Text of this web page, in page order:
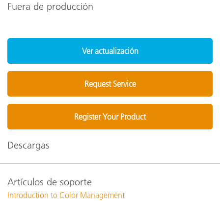
Fuera de producción
Ver actualización
Request Service
Register Your Product
Descargas
Artículos de soporte
Introduction to Color Management